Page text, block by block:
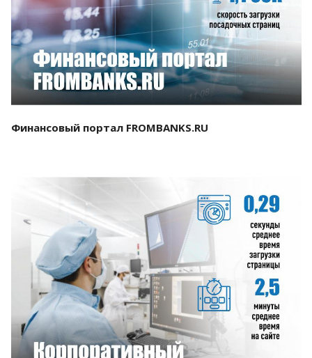
Смотреть проект
Финансовый портал FROMBANKS.RU
Смотреть проект